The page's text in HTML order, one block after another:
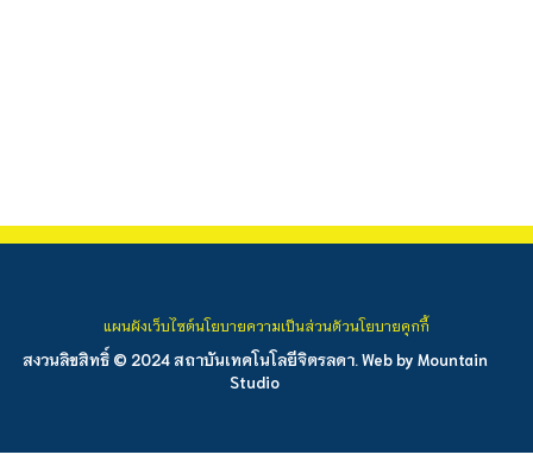
สงวนลิขสิทธิ์ © 2024 สถาบันเทคโนโลยีจิตรลดา. Web by Mountain
Studio
แผนผังเว็บไซต์นโยบายความเป็นส่วนตัวนโยบายคุกกี้